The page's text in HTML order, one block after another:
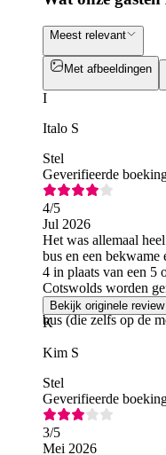
Meest relevant
Met afbeeldingen
I
Italo S
Stel
Geverifieerde
4/5
Jul 2026
Het was allemaal
bus en een bekwame
4 in plaats van een 5
Cotswolds worden
stopje wordt
bus (die zelfs op de
Bekijk originele
K
Kim S
Stel
Geverifieerde
3/5
Mei 2026